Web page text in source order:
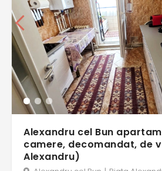
Alexandru cel Bun
camere, decomandat, de
Alexandru)